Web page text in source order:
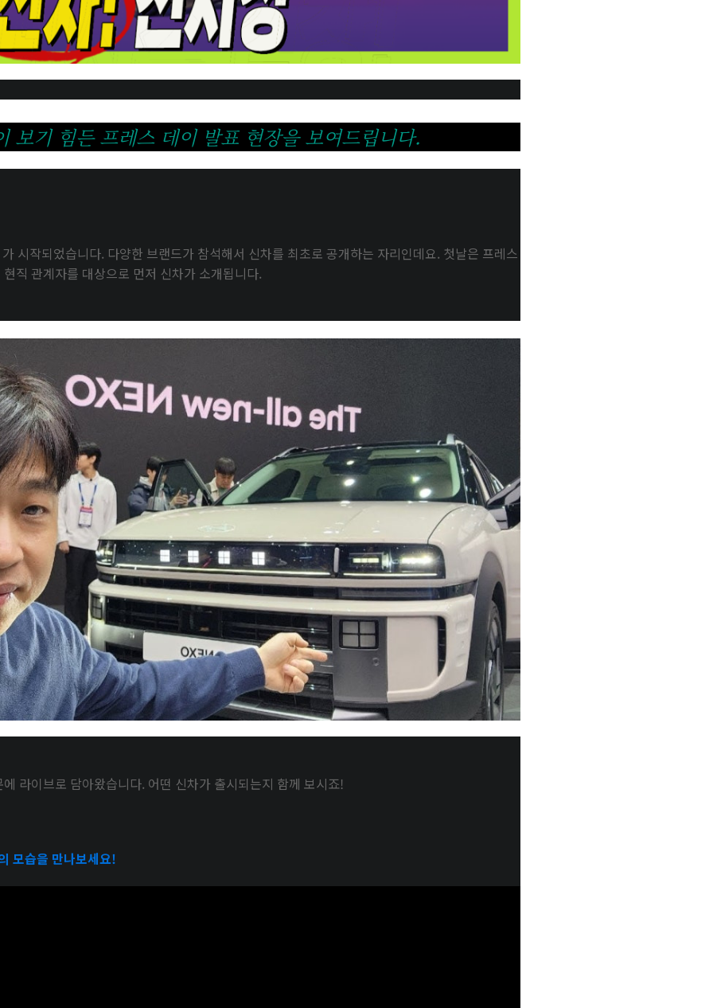
보기 힘든 프레스 데이 발표 현장을 보여드립니다.
가 시작되었습니다. 다양한 브랜드가 참석해서 신차를 최초로 공개하는 자리인데요. 첫날은 프레스
직 관계자를 대상으로 먼저 신차가 소개됩니다.
라이브로 담아왔습니다. 어떤 신차가 출시되는지 함께 보시죠!
모습을 만나보세요!